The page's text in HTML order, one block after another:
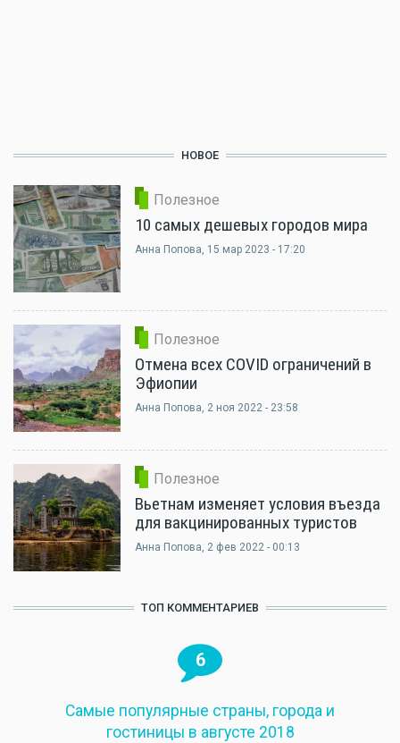
НОВОЕ
Полезное
10 самых дешевых городов мира
Анна Попова, 15 мар 2023 - 17:20
Полезное
Отмена всех COVID ограничений в
Эфиопии
Анна Попова, 2 ноя 2022 - 23:58
Полезное
Вьетнам изменяет условия въезда
для вакцинированных туристов
Анна Попова, 2 фев 2022 - 00:13
ТОП КОММЕНТАРИЕВ
6
Самые популярные страны, города и
гостиницы в августе 2018